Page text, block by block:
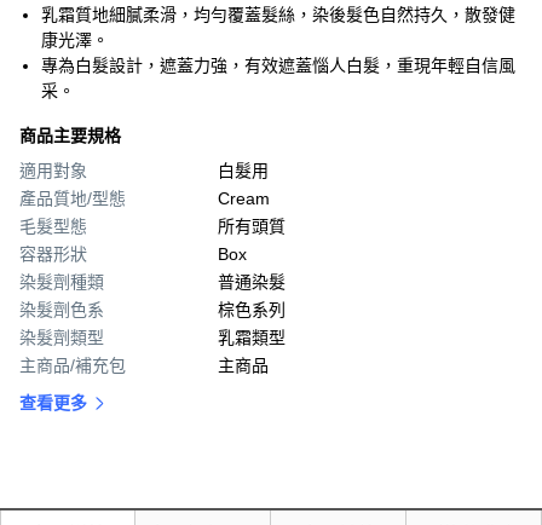
乳霜質地細膩柔滑，均勻覆蓋髮絲，染後髮色自然持久，散發健
康光澤。
專為白髮設計，遮蓋力強，有效遮蓋惱人白髮，重現年輕自信風
采。
商品主要規格
適用對象
白髮用
產品質地/型態
Cream
毛髮型態
所有頭質
容器形狀
Box
染髮劑種類
普通染髮
染髮劑色系
棕色系列
染髮劑類型
乳霜類型
主商品/補充包
主商品
查看更多